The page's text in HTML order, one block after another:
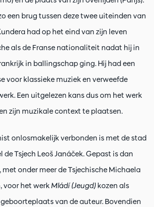
een brug tussen deze twee uiteinden van
had op het eind van zijn leven
als de Franse nationaliteit nadat hij in
in ballingschap ging. Hij had een
voor klassieke muziek en verweefde
Een uitgelezen kans dus om het werk
zijn muzikale context te plaatsen.
onlosmakelijk verbonden is met de stad
de Tsjech Leoš Janáček. Gepast is dan
onder meer de Tsjechische Michaela
voor het werkMládí (Jeugd) kozen als
van de auteur. Bovendien